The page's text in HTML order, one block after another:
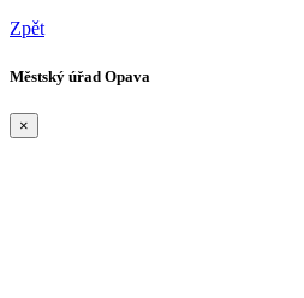
Zpět
Městský úřad Opava
×